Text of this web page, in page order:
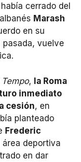
cerrado del
Marash
en su
pasada, vuelve
Tempo, la Roma
inmediato
cesión, en
planteado
Frederic
deportiva
en dar